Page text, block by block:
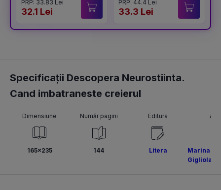
PRP: 33.83 Lei
32.1 Lei
PRP: 44.4 Lei
33.3 Lei
Specificații Descopera Neurostiinta.
Cand imbatraneste creierul
Dimensiune
165x235
Număr pagini
144
Editura
Litera
Marina
Gigliola